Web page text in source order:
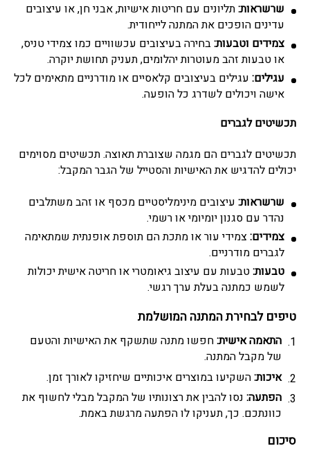
שרשראות:תליונים עם חריטות אישיות, אבני חן, או עיצובים
עדינים הופכים את המתנה לייחודית.
צמידים וטבעות:בחירה בעיצובים עכשוויים כמו צמידי טניס,
או טבעות זהב מעוטרות יהלומים, תעניק תחושת יוקרה.
עגילים:עגילים בעיצובים קלאסיים או מודרניים מתאימים לכל
אישה ויכולים לשדרג כל הופעה.
תכשיטים לגברים
תכשיטים לגברים הם מגמה שצוברת תאוצה. תכשיטים מסוימים
יכולים להדגיש את האישיות והסטייל של הגבר המקבל:
שרשראות:עיצובים מינימליסטיים מכסף או זהב משתלבים
נהדר עם סגנון יומיומי או רשמי.
צמידים:צמידי עור או מתכת הם תוספת אופנתית שמתאימה
לגברים מודרניים.
טבעות:טבעות עם עיצוב גיאומטרי או חריטה אישית יכולות
לשמש כמתנה בעלת ערך רגשי.
טיפים לבחירת המתנה המושלמת
התאמה אישית:חפשו מתנה שתשקף את האישיות והטעם
של מקבל המתנה.
איכות:השקיעו במוצרים איכותיים שיחזיקו לאורך זמן.
הפתעה: נסו להבין את רצונותיו של המקבל מבלי לחשוף את
כוונתכם. כך, תעניקו לו הפתעה מרגשת באמת.
סיכום